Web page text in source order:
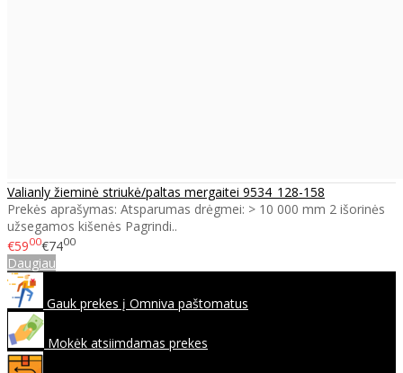
Valianly žieminė striukė/paltas mergaitei 9534_128-158
Prekės aprašymas: Atsparumas drėgmei: > 10 000 mm 2 išorinės
užsegamos kišenės Pagrindi..
€5900€7400
Daugiau
Gauk prekes į Omniva paštomatus
Mokėk atsiimdamas prekes